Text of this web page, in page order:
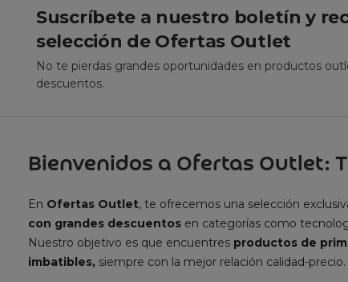
Suscríbete a nuestro boletín y
selección de Ofertas Outlet
No te pierdas grandes oportunidades en productos
descuentos.
Bienvenidos a Ofertas Outlet:
En Ofertas Outlet, te ofrecemos una selección
con grandes descuentos en categorías como
Nuestro objetivo es que encuentres productos de
imbatibles, siempre con la mejor relación calidad-precio.